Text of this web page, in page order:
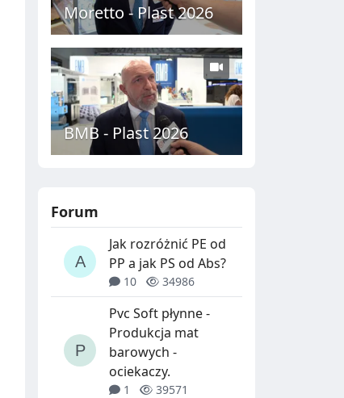
Moretto - Plast 2026
BMB - Plast 2026
Forum
Jak rozróżnić PE od
PP a jak PS od Abs?
10 34986
Pvc Soft płynne -
Produkcja mat
barowych -
ociekaczy.
1 39571